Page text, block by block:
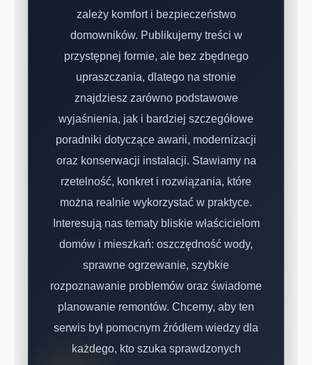
zależy komfort i bezpieczeństwo
domowników. Publikujemy treści w
przystępnej formie, ale bez zbędnego
upraszczania, dlatego na stronie
znajdziesz zarówno podstawowe
wyjaśnienia, jak i bardziej szczegółowe
poradniki dotyczące awarii, modernizacji
oraz konserwacji instalacji. Stawiamy na
rzetelność, konkret i rozwiązania, które
można realnie wykorzystać w praktyce.
Interesują nas tematy bliskie właścicielom
domów i mieszkań: oszczędność wody,
sprawne ogrzewanie, szybkie
rozpoznawanie problemów oraz świadome
planowanie remontów. Chcemy, aby ten
serwis był pomocnym źródłem wiedzy dla
każdego, kto szuka sprawdzonych